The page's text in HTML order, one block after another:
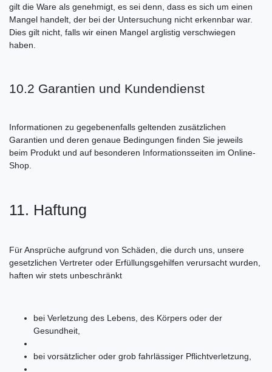
gilt die Ware als genehmigt, es sei denn, dass es sich um einen
Mangel handelt, der bei der Untersuchung nicht erkennbar war.
Dies gilt nicht, falls wir einen Mangel arglistig verschwiegen
haben.
10.2 Garantien und Kundendienst
Informationen zu gegebenenfalls geltenden zusätzlichen
Garantien und deren genaue Bedingungen finden Sie jeweils
beim Produkt und auf besonderen Informationsseiten im Online-
Shop.
11. Haftung
Für Ansprüche aufgrund von Schäden, die durch uns, unsere
gesetzlichen Vertreter oder Erfüllungsgehilfen verursacht wurden,
haften wir stets unbeschränkt
bei Verletzung des Lebens, des Körpers oder der
Gesundheit,
bei vorsätzlicher oder grob fahrlässiger Pflichtverletzung,